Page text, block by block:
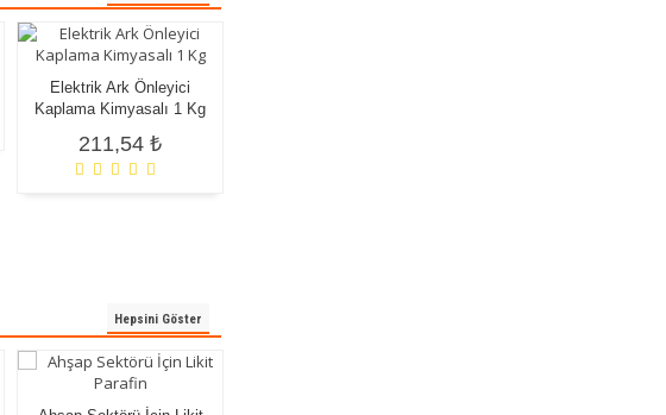
Elektrik Ark Önleyici
Kaplama Kimyasalı 1 Kg
211,54 ₺
Hepsini Göster